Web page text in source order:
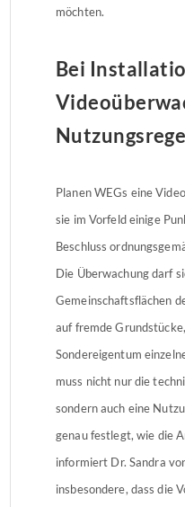
möchten.
Bei
Planen WEGs eine
sie im Vorfeld einige
Beschluss
Die Überwachung darf
Gemeinschaftsflächen
auf fremde
Sondereigentum
muss nicht nur die
sondern auch eine
genau festlegt, wie die
informiert Dr. Sandra
insbesondere, dass die